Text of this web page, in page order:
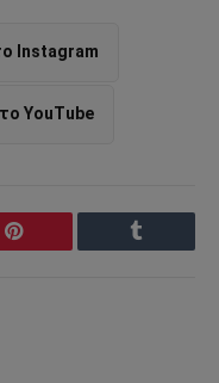
Instagram
YouTube
Pinterest Tumblr